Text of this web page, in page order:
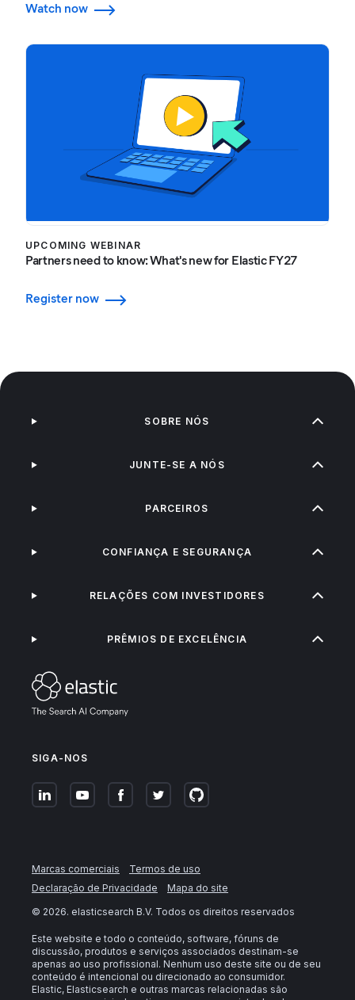
Watch now
UPCOMING WEBINAR
Partners need to know: What's new for Elastic FY27
Register now
SIGA-NOS
SOBRE NÓS
JUNTE-SE A NÓS
PARCEIROS
CONFIANÇA E SEGURANÇA
RELAÇÕES COM INVESTIDORES
PRÊMIOS DE EXCELÊNCIA
Marcas comerciais
Termos de uso
Declaração de Privacidade
Mapa do site
© 2026. elasticsearch B.V. Todos os direitos reservados
Este website e todo o conteúdo, software, fóruns de
discussão, produtos e serviços associados destinam-se
apenas ao uso profissional. Nenhum uso deste site ou de seu
conteúdo é intencional ou direcionado ao consumidor.
Elastic, Elasticsearch e outras marcas relacionadas são